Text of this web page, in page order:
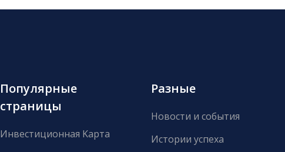
Популярные
страницы
Инвестиционная Kарта
Разные
Новости и события
Истории успеха